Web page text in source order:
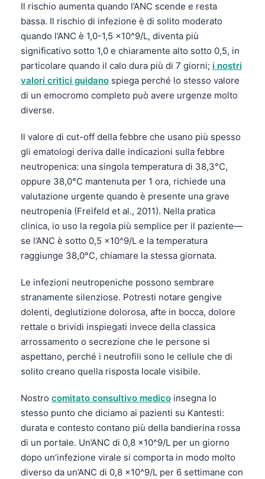
Il rischio aumenta quando l’ANC scende e resta
bassa. Il rischio di infezione è di solito moderato
quando l’ANC è 1,0-1,5 ×10^9/L, diventa più
significativo sotto 1,0 e chiaramente alto sotto 0,5, in
particolare quando il calo dura più di 7 giorni; i nostri
valori critici guidano spiega perché lo stesso valore
di un emocromo completo può avere urgenze molto
diverse.
Il valore di cut-off della febbre che usano più spesso
gli ematologi deriva dalle indicazioni sulla febbre
neutropenica: una singola temperatura di 38,3°C,
oppure 38,0°C mantenuta per 1 ora, richiede una
valutazione urgente quando è presente una grave
neutropenia (Freifeld et al., 2011). Nella pratica
clinica, io uso la regola più semplice per il paziente—
se l’ANC è sotto 0,5 ×10^9/L e la temperatura
raggiunge 38,0°C, chiamare la stessa giornata.
Le infezioni neutropeniche possono sembrare
stranamente silenziose. Potresti notare gengive
dolenti, deglutizione dolorosa, afte in bocca, dolore
rettale o brividi inspiegati invece della classica
arrossamento o secrezione che le persone si
aspettano, perché i neutrofili sono le cellule che di
solito creano quella risposta locale visibile.
Nostro comitato consultivo medico insegna lo
stesso punto che diciamo ai pazienti su Kantesti:
durata e contesto contano più della bandierina rossa
di un portale. Un’ANC di 0,8 ×10^9/L per un giorno
dopo un’infezione virale si comporta in modo molto
diverso da un’ANC di 0,8 ×10^9/L per 6 settimane con